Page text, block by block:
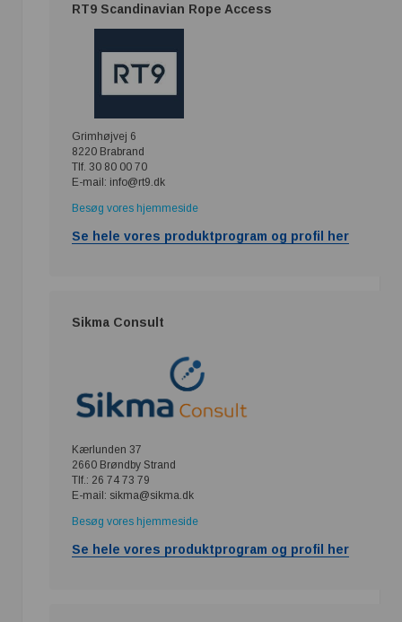
RT9 Scandinavian Rope Access
Grimhøjvej 6
8220 Brabrand
Tlf. 30 80 00 70
E-mail: info@rt9.dk
Besøg vores hjemmeside
Se hele vores produktprogram og profil her
Sikma Consult
Kærlunden 37
2660 Brøndby Strand
Tlf.: 26 74 73 79
E-mail: sikma@sikma.dk
Besøg vores hjemmeside
Se hele vores produktprogram og profil her